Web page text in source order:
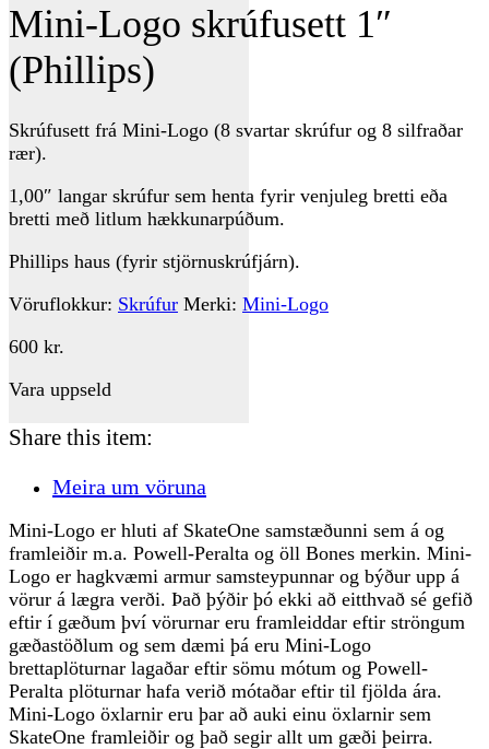
Mini-Logo skrúfusett 1″
(Phillips)
Skrúfusett frá Mini-Logo (8 svartar skrúfur og 8 silfraðar
rær).
1,00″ langar skrúfur sem henta fyrir venjuleg bretti eða
bretti með litlum hækkunarpúðum.
Phillips haus (fyrir stjörnuskrúfjárn).
Vöruflokkur: Skrúfur Merki: Mini-Logo
600 kr.
Vara uppseld
Share this item:
Meira um vöruna
Mini-Logo er hluti af SkateOne samstæðunni sem á og
framleiðir m.a. Powell-Peralta og öll Bones merkin. Mini-
Logo er hagkvæmi armur samsteypunnar og býður upp á
vörur á lægra verði. Það þýðir þó ekki að eitthvað sé gefið
eftir í gæðum því vörurnar eru framleiddar eftir ströngum
gæðastöðlum og sem dæmi þá eru Mini-Logo
brettaplöturnar lagaðar eftir sömu mótum og Powell-
Peralta plöturnar hafa verið mótaðar eftir til fjölda ára.
Mini-Logo öxlarnir eru þar að auki einu öxlarnir sem
SkateOne framleiðir og það segir allt um gæði þeirra.